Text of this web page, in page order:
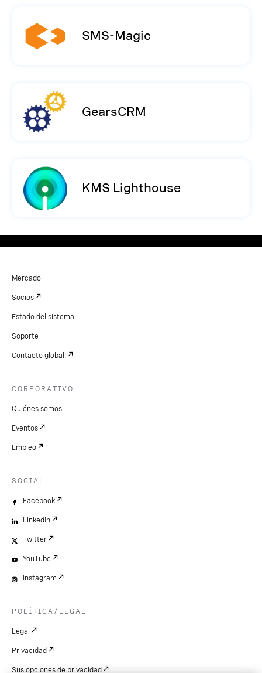
SMS-Magic
GearsCRM
KMS Lighthouse
Mercado
Socios
Estado del sistema
Soporte
Contacto global.
CORPORATIVO
Quiénes somos
Eventos
Empleo
SOCIAL
Facebook
LinkedIn
Twitter
YouTube
Instagram
POLÍTICA/LEGAL
Legal
Privacidad
Sus opciones de privacidad